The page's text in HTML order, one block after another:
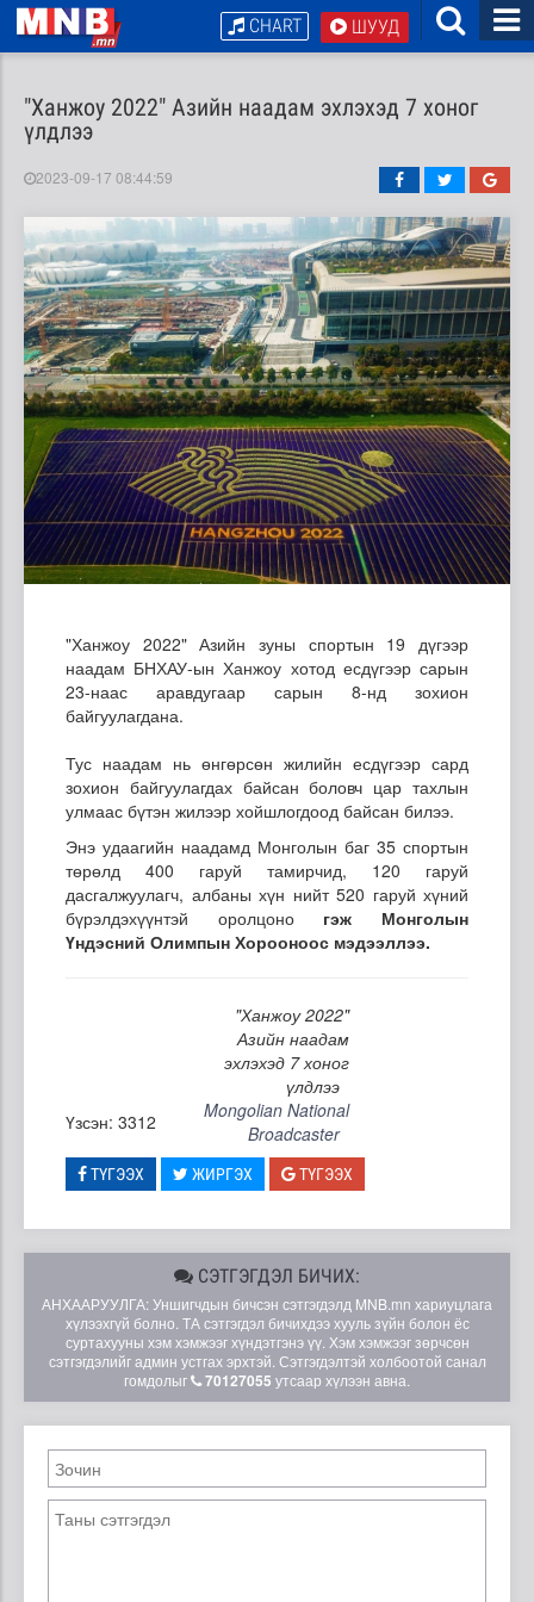
ШУУД
CHART
"Ханжоу 2022" Азийн наадам эхлэхэд 7 хоног
үлдлээ
2023-09-17 08:44:59
"Ханжоу 2022" Азийн зуны спортын 19 дүгээр
наадам БНХАУ-ын Ханжоу хотод есдүгээр сарын
23-наас аравдугаар сарын 8-нд зохион
байгуулагдана.
Тус наадам нь өнгөрсөн жилийн есдүгээр сард
зохион байгуулагдах байсан боловч цар тахлын
улмаас бүтэн жилээр хойшлогдоод байсан билээ.
Энэ удаагийн наадамд Монголын баг 35 спортын
төрөлд 400 гаруй тамирчид, 120 гаруй
дасгалжуулагч, албаны хүн нийт 520 гаруй хүний
бүрэлдэхүүнтэй оролцоно гэж Монголын
Үндэсний Олимпын Хорооноос мэдээллээ.
"Ханжоу 2022"
Азийн наадам
эхлэхэд 7 хоног
үлдлээ
Үзсэн: 3312
Mongolian National
Broadcaster
ТҮГЭЭХ ЖИРГЭХ ТҮГЭЭХ
СЭТГЭГДЭЛ БИЧИХ:
АНХААРУУЛГА: Уншигчдын бичсэн сэтгэгдэлд MNB.mn хариуцлага
хүлээхгүй болно. ТА сэтгэгдэл бичихдээ хууль зүйн болон ёс
суртахууны хэм хэмжээг хүндэтгэнэ үү. Хэм хэмжээг зөрчсөн
сэтгэгдэлийг админ устгах эрхтэй. Сэтгэгдэлтэй холбоотой санал
гомдолыг
70127055 утсаар хүлээн авна.